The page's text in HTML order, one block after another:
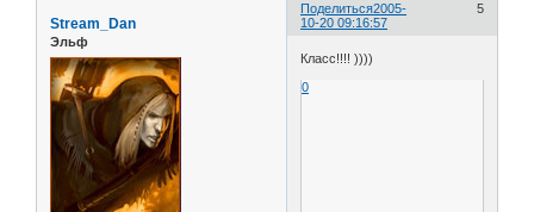
Поделиться 5
2005-
10-20 09:16:57
Stream_Dan
Эльф
Класс!!!! ))))
0